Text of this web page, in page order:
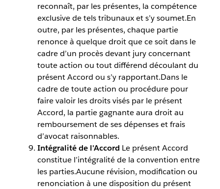
reconnaît, par les présentes, la compétence
exclusive de tels tribunaux et s’y soumet.En
outre, par les présentes, chaque partie
renonce à quelque droit que ce soit dans le
cadre d’un procès devant jury concernant
toute action ou tout différend découlant du
présent Accord ou s’y rapportant.Dans le
cadre de toute action ou procédure pour
faire valoir les droits visés par le présent
Accord, la partie gagnante aura droit au
remboursement de ses dépenses et frais
d’avocat raisonnables.
Intégralité de l'Accord Le présent Accord
constitue l’intégralité de la convention entre
les parties.Aucune révision, modification ou
renonciation à une disposition du présent